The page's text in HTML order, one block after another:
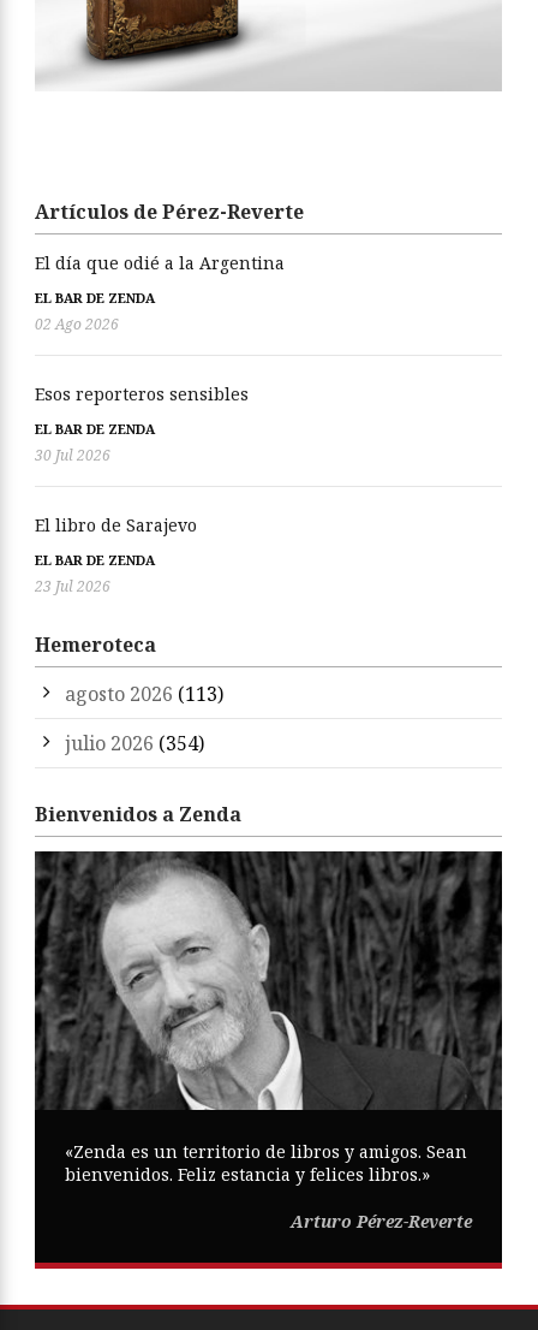
Artículos de Pérez-Reverte
El día que odié a la Argentina
EL BAR DE ZENDA
02 Ago 2026
Esos reporteros sensibles
EL BAR DE ZENDA
30 Jul 2026
El libro de Sarajevo
EL BAR DE ZENDA
23 Jul 2026
Hemeroteca
agosto 2026 (113)
julio 2026 (354)
Bienvenidos a Zenda
«Zenda es un territorio de libros y amigos. Sean
bienvenidos. Feliz estancia y felices libros.»
Arturo Pérez-Reverte